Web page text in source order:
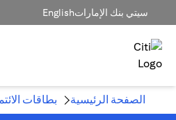
سيتي بنك الإماراتEnglish
الصفحة الرئيسية بطاقات